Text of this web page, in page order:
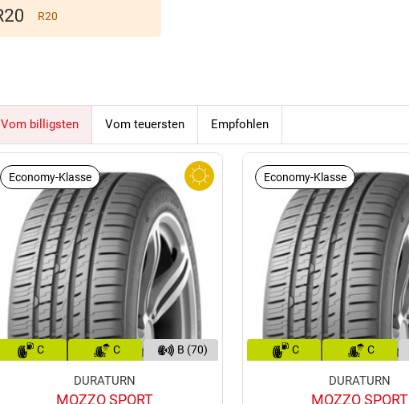
R20
Vom billigsten Vom teuersten Empfohlen
Economy-Klasse
C C B (70)
DURATURN
MOZZO SPORT
Economy-Klasse
C C
DURATURN
MOZZO SPORT